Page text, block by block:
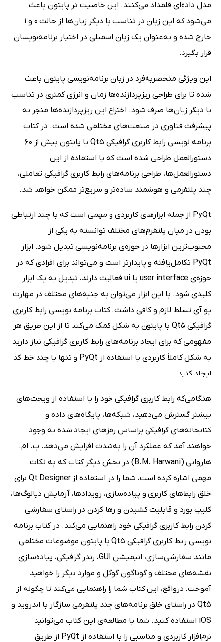
مدل داده‌ای قلمداد می‌کنند. این خاصیت در پایتون باعث
می‌شود که این زبان در تناسب با دیگر زبان‌ها از حالت 0 و 1
خارج شده و به‌عنوان یک زبان اسمبلی در اختیار برنامه‌نویسان
قرار بگیرد.
این ویژگی منحصربه‌فرد در زبان برنامه‌نویسی پایتون باعث
شده تا برای طراحی ریزپردازنده‌ها زمان و انرژی کمتری در تناسب
با دیگر زبان‌ها صرف شود. اختراع این ریزپردازنده‌ها منجر به
پیشرفت فناوری در صنعت‌های مختلفی شده است. در کتاب
برنامه نویسی رابط کاربری گرافیکی Qt5 با پایتون بیش از 60
دستورالعمل طراحی شده است که با استفاده از این
دستورالعمل‌ها، طراحی برنامه‌های رابط کاربری گرافیکی تعاملی،
چند پلتفرمی و هوشمند ساده‌تر و سریع‌تر ممکن خواهد شد.
PyQt از جمله ابزارهای کاربردی و مهمی است که با چند ارتباطی
بودن در میان پلتفرم‌های مختلف توانسته به یکی از
محبوب‌ترین ابزارها در حوزه‌ی برنامه‌نویسی تبدیل شود. ابزار
PyQt تکامل‌یافته و پایدارتر است و می‌تواند برای افرادی که در
حوزه‌ی user interface یا ui فعالیت دارند، تبدیل به یک ابزار
کلیدی شود. با این ابزار می‌توان به جنبه‌های مختلف در مهارت
یو آی تسلط لازم و کافی داشت. کتاب برنامه نویسی رابط کاربری
گرافیکی Qt5 با پایتون به شکل کمک می‌کند تا از این طریق هر
مفهومی که برای ایجاد برنامه‌های رابط کاربری گرافیکی نیاز دارید
به شکل کاملاً کاربردی با استفاده از PyQt و تنها با چند خط کد
ایجاد کنید.
هنگامی‌که رابط کاربری گرافیکی خود را با استفاده از ویجت‌های
بیشتر گسترش می‌دهید، شبکه‌ها، پایگاه‌های داده و
کتابخانه‌های گرافیکی براساس رمزهای ایجاد شده به وجود
خواهند آمد که عملکرد آن را به‌شدت افزایش می‌دهد. ب. ام.
هاروانی (B.M. Harwani) در بخش دیگر کتاب که به نکات
مهمی اشاره کرده است، شما را در استفاده از Qt Designer برای
خلق رابط‌های کاربری و پیاده‌سازی، رویدادها، آزمایش دیالوگ‌ها،
کلیپ بورد و قابلیت کشیدن و رها کردن در راستای سفارشی
کردن رابط کاربری گرافیکی خود راهنمایی می‌کند. در کتاب برنامه
نویسی رابط کاربری گرافیکی Qt5 با پایتون موضوعات مختلفی
مانند سفارشی‌سازی، انیمیشن GUI، رندر گرافیکی، پیاده‌سازی
نقشه‌های مختلف و گوناگون گوگل و موارد دیگر را خواهید
آموخت. درواقع، این کتاب شما را راهنمایی می‌کند تا چگونه از
Qt5 در راستای خلق برنامه‌های چند پلتفرمی سازگار با اندروید و
iOS استفاده کنید. شما با مطالعه‌ی این کتاب می‌توانید
نرم‌افزار کاربردی و مناسبی را با استفاده از PyQt از طریق